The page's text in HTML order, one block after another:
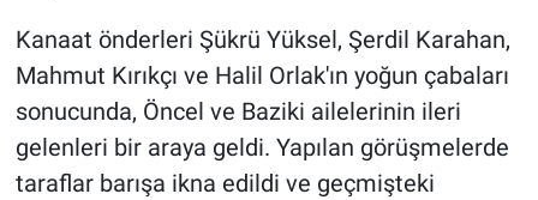
Kanaat önderleri Şükrü Yüksel, Şerdil Karahan,
Mahmut Kırıkçı ve Halil Orlak'ın yoğun çabaları
sonucunda, Öncel ve Baziki ailelerinin ileri
gelenleri bir araya geldi. Yapılan görüşmelerde
taraflar barışa ikna edildi ve geçmişteki